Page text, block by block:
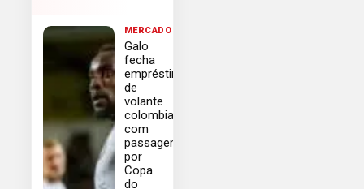
MERCADO
Galo
fecha
empréstimo
de
volante
colombiano
com
passagem
por
Copa
do